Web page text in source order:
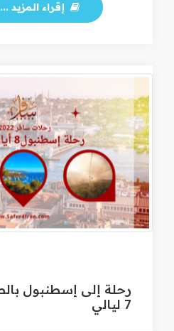
إقراء المزيد ...
7 ليالي